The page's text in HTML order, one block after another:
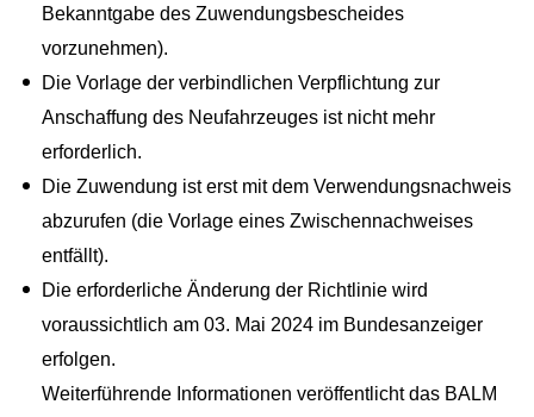
Bekanntgabe des Zuwendungsbescheides
vorzunehmen).
Die Vorlage der verbindlichen Verpflichtung zur
Anschaffung des Neufahrzeuges ist nicht mehr
erforderlich.
Die Zuwendung ist erst mit dem Verwendungsnachweis
abzurufen (die Vorlage eines Zwischennachweises
entfällt).
Die erforderliche Änderung der Richtlinie wird
voraussichtlich am 03. Mai 2024 im Bundesanzeiger
erfolgen.
Weiterführende Informationen veröffentlicht das BALM